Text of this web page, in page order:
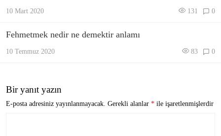
10 Mart 2020 131 0
Fehmetmek nedir ne demektir anlamı
10 Temmuz 2020 83 0
Bir yanıt yazın
E-posta adresiniz yayınlanmayacak. Gerekli alanlar * ile işaretlenmişlerdir